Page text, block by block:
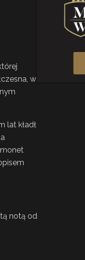
w
lat kładł
notą od